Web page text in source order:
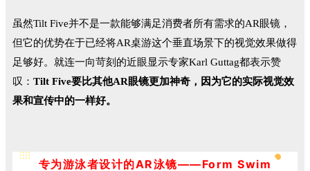
虽然Tilt Five并不是一款能够满足消费者所有需求的AR眼镜，
但它的优势在于已经将AR桌游这个垂直场景下的视觉效果做得
足够好。就连一向苛刻的近眼显示专家Karl Guttag都表示赞
叹： Tilt Five要比其他AR眼镜更加神奇，因为它的实际视觉效
果和宣传中的一样好。
专为游泳者设计的AR泳镜——Form Swim